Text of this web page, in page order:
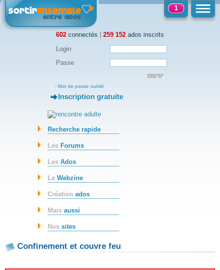
602 connectés | 259 152 ados inscrits
1
Login
Passe
- Mot de passe oublié
-Inscription gratuite
Recherche rapide
Les Forums
LesAdos
LeWebzine
Créationados
Maisaussi
Nossites
Confinement et couvre feu